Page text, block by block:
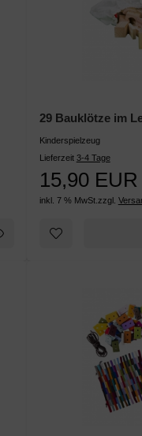
29 Bauklötze im
Kinderspielzeug
Lieferzeit 3-4 Tage
15,90 EUR
inkl. 7 % MwSt. zzgl.